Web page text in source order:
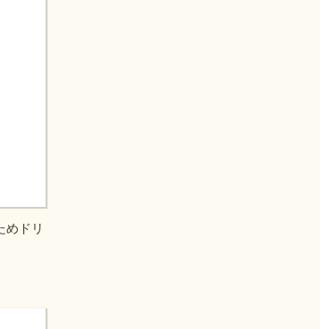
めドリ